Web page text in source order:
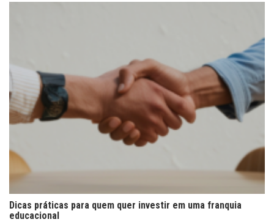
Dicas práticas para quem quer investir em uma franquia
educacional